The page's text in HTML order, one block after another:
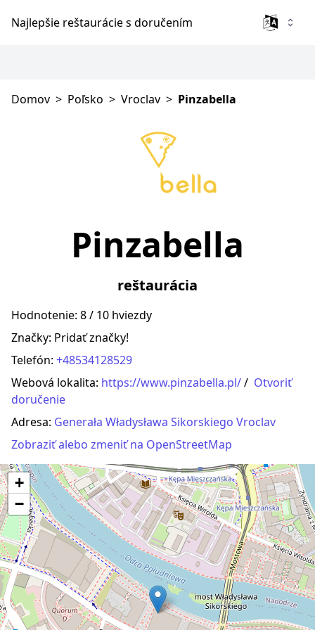
Najlepšie reštaurácie s doručením
Domov > Poľsko > Vroclav > Pinzabella
Pinzabella
reštaurácia
Hodnotenie: 8 / 10 hviezdy
Značky: Pridať značky!
Telefón: +48534128529
Webová lokalita: https://www.pinzabella.pl// Otvoriť
doručenie
Adresa: Generała Władysława Sikorskiego Vroclav
Zobraziť alebo zmeniť na OpenStreetMap
+
−